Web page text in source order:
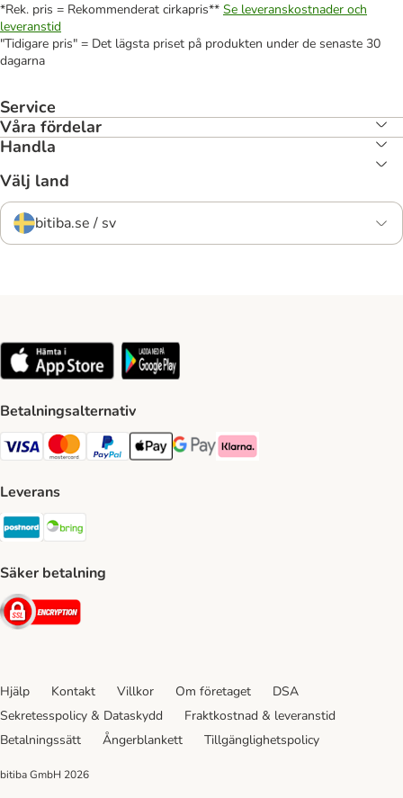
*Rek. pris = Rekommenderat cirkapris** Se leveranskostnader och
leveranstid
"Tidigare pris" = Det lägsta priset på produkten under de senaste 30
dagarna
Service
Våra fördelar
Handla
Välj land
bitiba.se / sv
Betalningsalternativ
VISA Payment Method
Mastercard Payment Method
Paypal Payment Method
Apple Pay Payment Method
Google Pay Payment Method
Klarna Payment Method
Leverans
Postnord Shipping Method
Säker betalning
Security
Hjälp Kontakt Villkor Om företaget
DSA
Sekretesspolicy & Dataskydd
Fraktkostnad & leveranstid
Betalningssätt
Ångerblankett Tillgänglighetspolicy
bitiba GmbH 2026